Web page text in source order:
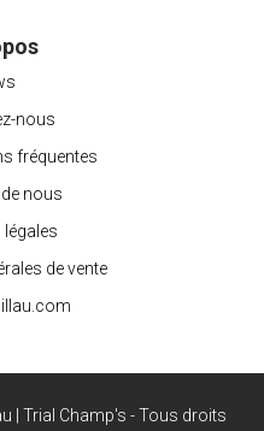
nous
fréquentes
nous
de vente
| Trial Champ's - Tous droits